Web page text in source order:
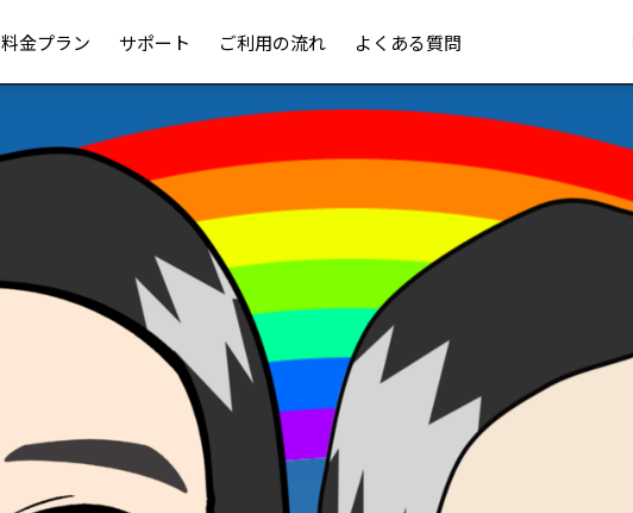
料金プラン サポート ご利用の流れ よくある質問